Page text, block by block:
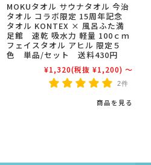
MOKUタオル サウナタオル 今治
タオル コラボ限定 15周年記念
タオル KONTEX × 風呂ふた満
足館 速乾 吸水力 軽量 100ｃｍ
フェイスタオル アヒル 限定５
色 単品/セット 送料430円
¥1,320(税抜 ¥1,200) ～
2件
商品を見る